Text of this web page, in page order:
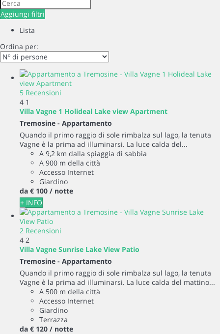
Aggiungi filtri
Lista
Ordina per:
5 Recensioni
4 1
Villa Vagne 1 Holideal Lake view Apartment
Tremosine - Appartamento
Quando il primo raggio di sole rimbalza sul lago, la tenuta
Vagne è la prima ad illuminarsi. La luce calda del...
A 9,2 km dalla spiaggia di sabbia
A 900 m della città
Accesso Internet
Giardino
da € 100 / notte
+ INFO
2 Recensioni
4 2
Villa Vagne Sunrise Lake View Patio
Tremosine - Appartamento
Quando il primo raggio di sole rimbalza sul lago, la tenuta
Vagne è la prima ad illuminarsi. La luce calda del mattino...
A 500 m della città
Accesso Internet
Giardino
Terrazza
da € 120 / notte